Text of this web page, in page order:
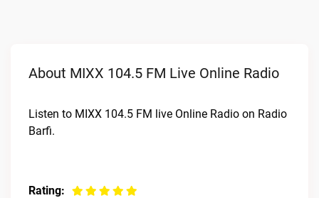
About MIXX 104.5 FM Live Online Radio
Listen to MIXX 104.5 FM live Online Radio on Radio
Barfi.
Rating: